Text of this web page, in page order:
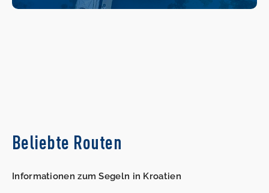
Beliebte Routen
Informationen zum Segeln in Kroatien